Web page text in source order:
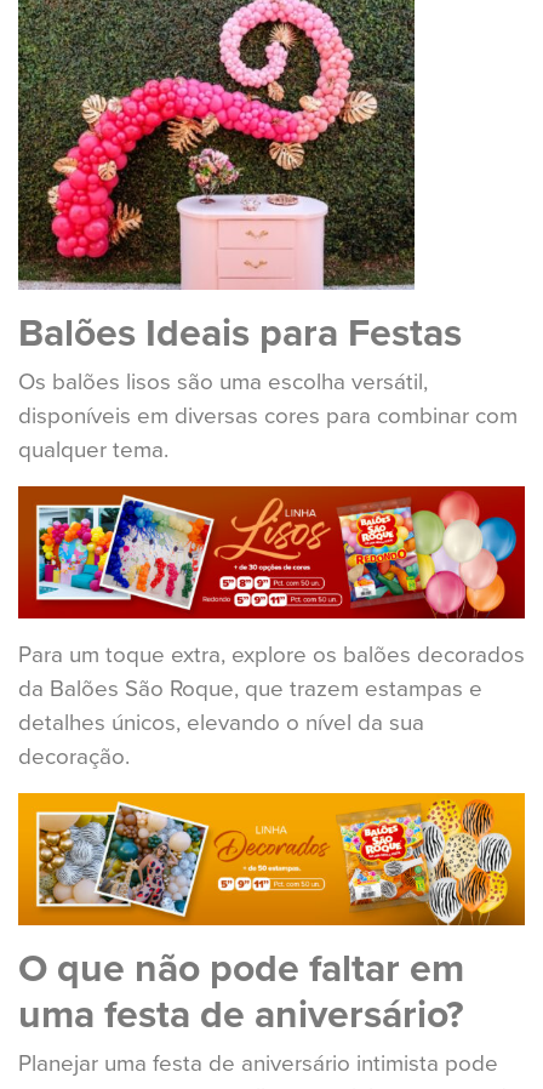
Balões Ideais para Festas
Os balões lisos são uma escolha versátil,
disponíveis em diversas cores para combinar com
qualquer tema.
Para um toque extra, explore os balões decorados
da Balões São Roque, que trazem estampas e
detalhes únicos, elevando o nível da sua
decoração.
O que não pode faltar em
uma festa de aniversário?
Planejar uma festa de aniversário intimista pode